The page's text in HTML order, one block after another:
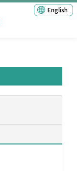
English